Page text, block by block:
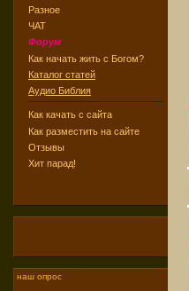
Разное
ЧАТ
Форум
Как начать жить с Богом?
Каталог статей
Аудио Библия
Как качать с сайта
Как разместить на сайте
Отзывы
Хит парад!
наш опрос